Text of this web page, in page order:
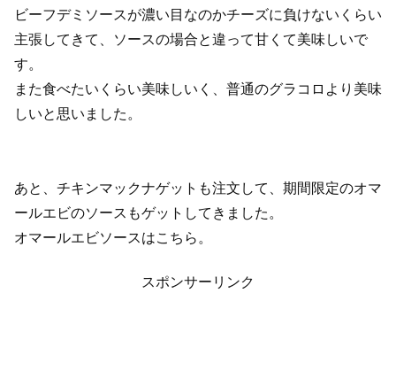
ビーフデミソースが濃い目なのかチーズに負けないくらい
主張してきて、ソースの場合と違って甘くて美味しいで
す。
また食べたいくらい美味しいく、普通のグラコロより美味
しいと思いました。
あと、チキンマックナゲットも注文して、期間限定のオマ
ールエビのソースもゲットしてきました。
オマールエビソースはこちら。
スポンサーリンク